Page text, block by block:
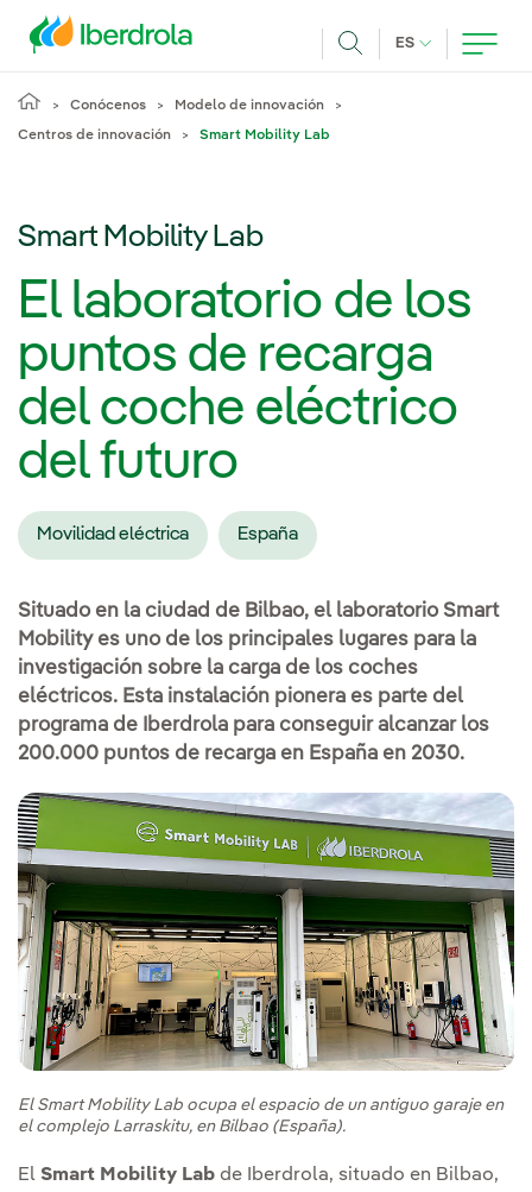
ES IDIOMA
Conócenos Modelo de innovación
Centros de innovación Smart Mobility Lab
Smart Mobility Lab
El laboratorio de los
puntos de recarga
del coche eléctrico
del futuro
Movilidad eléctrica España
Situado en la ciudad de Bilbao, el laboratorio Smart
Mobility es uno de los principales lugares para la
investigación sobre la carga de los coches
eléctricos. Esta instalación pionera es parte del
programa de Iberdrola para conseguir alcanzar los
200.000 puntos de recarga en España en 2030.
El Smart Mobility Lab ocupa el espacio de un antiguo garaje en
el complejo Larraskitu, en Bilbao (España).
El Smart Mobility Lab de Iberdrola, situado en Bilbao,